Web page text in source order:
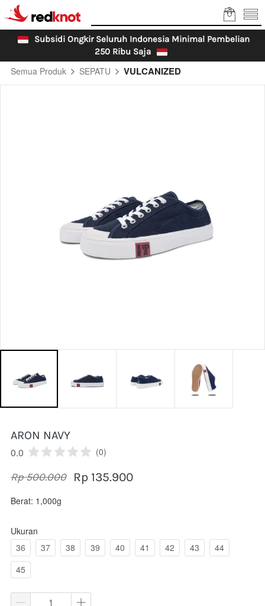
Subsidi Ongkir Seluruh Indonesia Minimal Pembelian
250 Ribu Saja
Semua Produk SEPATU VULCANIZED
ARON NAVY
0.0
(0)
Rp 500.000 Rp 135.900
Berat: 1,000g
Ukuran
36
37 38 39 40 41 42 43
44
45